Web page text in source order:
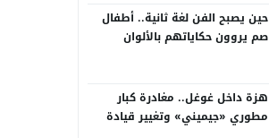
حين يصبح الفن لغة ثانية.. أطفال
صم يروون حكاياتهم بالألوان
هزة داخل غوغل.. مغادرة كبار
مطوري «جيميني» وتغيير قيادة